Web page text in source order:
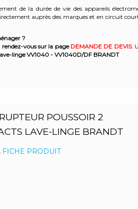
de la durée de vie des appareils
auprès des marques et en circuit
?
rendez-vous sur la page DEMANDE DE DEVIS.
linge VV1040 - VV1040D/DF BRANDT
POUSSOIR 2
LAVE-LINGE BRANDT
FICHE PRODUIT